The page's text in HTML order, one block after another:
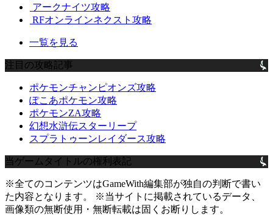
アークナイツ攻略
RFオンラインネクスト攻略
一覧を見る
注目の攻略記事
ポケモンチャンピオンズ攻略
ぽこあポケモン攻略
ポケモンZA攻略
幻想水滸伝スターリープ
スプラトゥーンレイダース攻略
当ゲームタイトルの権利表記
※全てのコンテンツはGameWith編集部が独自の判断で書い
た内容となります。 ※当サイトに掲載されているデータ、
画像類の無断使用・無断転載は固くお断りします。